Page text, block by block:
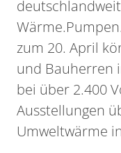
zum 20. April
und Bauherren
bei über 2.400
Ausstellungen
Umweltwärme